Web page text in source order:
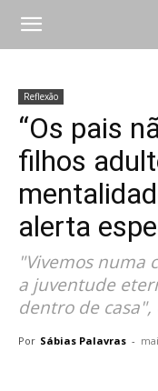
Reflexão
“Os pais
filhos
alerta
"Vivemos numa
a juventude
dentro de casa",
Por Sábias Palavras -